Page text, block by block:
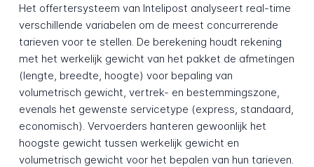
Het offertersysteem van Intelipost analyseert real-time
verschillende variabelen om de meest concurrerende
tarieven voor te stellen. De berekening houdt rekening
met het werkelijk gewicht van het pakket de afmetingen
(lengte, breedte, hoogte) voor bepaling van
volumetrisch gewicht, vertrek- en bestemmingszone,
evenals het gewenste servicetype (express, standaard,
economisch). Vervoerders hanteren gewoonlijk het
hoogste gewicht tussen werkelijk gewicht en
volumetrisch gewicht voor het bepalen van hun tarieven.